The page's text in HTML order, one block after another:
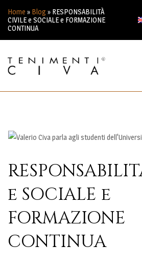
Home » Blog» RESPONSABILITÀ
CIVILE e SOCIALE e FORMAZIONE
CONTINUA
e SOCIALE e
FORMAZIONE
CONTINUA